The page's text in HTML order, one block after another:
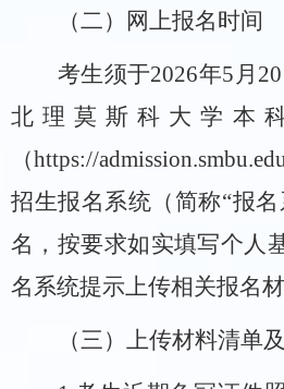
（二）网上报名时间
考生须于2026年5 月 20
北理莫斯科大学本
（https://
招生报名系统（简称“报名
名，按要求如实填写个人
名系统提示上传相关报名材
（三）上传材料清单